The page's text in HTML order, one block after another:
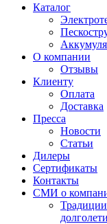
Каталог
О компании
Отзывы
Клиенту
Оплата
Доставка
Пресса
Новости
Статьи
Дилеры
Сертификаты
Контакты
СМИ о